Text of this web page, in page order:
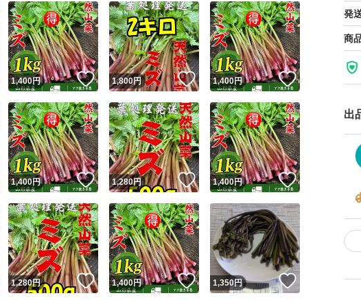
発
商
出
いね！
1,400円 いいね！
1,800円 いいね！
1,400円 いいね！
いね！
1,400円 いいね！
1,280円 いいね！
1,400円 いいね！
いね！
1,280円 いいね！
1,400円 いいね！
1,350円 いいね！